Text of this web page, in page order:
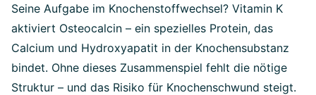
Seine Aufgabe im Knochenstoffwechsel? Vitamin K
aktiviert Osteocalcin – ein spezielles Protein, das
Calcium und Hydroxyapatit in der Knochensubstanz
bindet. Ohne dieses Zusammenspiel fehlt die nötige
Struktur – und das Risiko für Knochenschwund steigt.